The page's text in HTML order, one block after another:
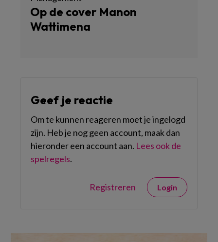
Op de cover Manon
Wattimena
Geef je reactie
Om te kunnen reageren moet je ingelogd
zijn. Heb je nog geen account, maak dan
hieronder een account aan. Lees ook de
spelregels.
Registreren Login